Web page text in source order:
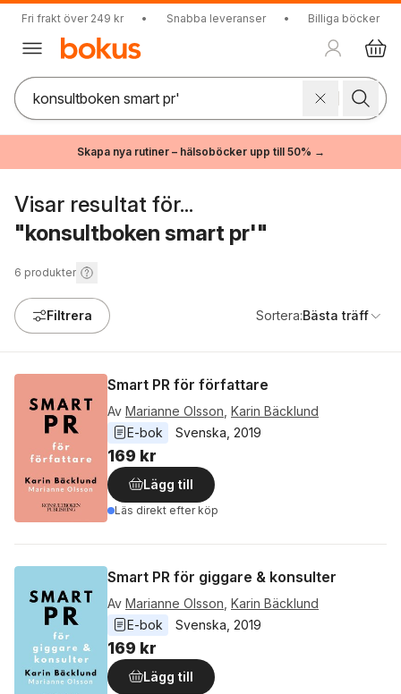
Fri frakt över 249 kr • Snabba leveranser • Billiga böcker
Skapa nya rutiner – hälsoböcker upp till 50% →
Visar resultat för...
"konsultboken smart pr'"
6 produkter
Filtrera Sortera:Bästa träff
Smart PR för författare
Av Marianne Olsson Karin Bäcklund
E-bok
Svenska 2019
169 kr
Lägg till
Läs direkt efter köp
Smart PR för giggare & konsulter
Av Marianne Olsson Karin Bäcklund
E-bok
Svenska 2019
169 kr
Lägg till